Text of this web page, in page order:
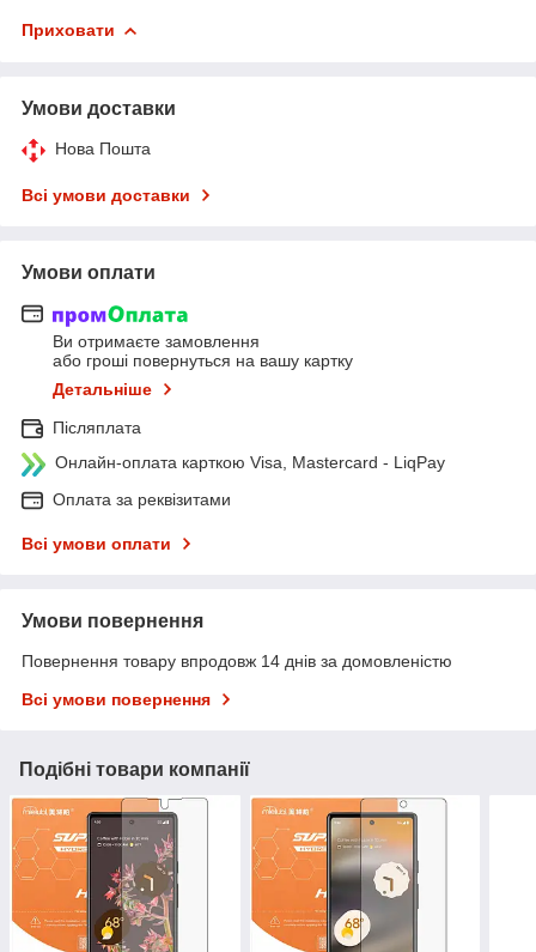
Приховати
Умови доставки
Нова Пошта
Всі умови доставки
Умови оплати
Ви отримаєте замовлення
або гроші повернуться на вашу картку
Детальніше
Післяплата
Онлайн-оплата карткою Visa, Mastercard - LiqPay
Оплата за реквізитами
Всі умови оплати
Умови повернення
Повернення товару впродовж 14 днів за домовленістю
Всі умови повернення
Подібні товари компанії